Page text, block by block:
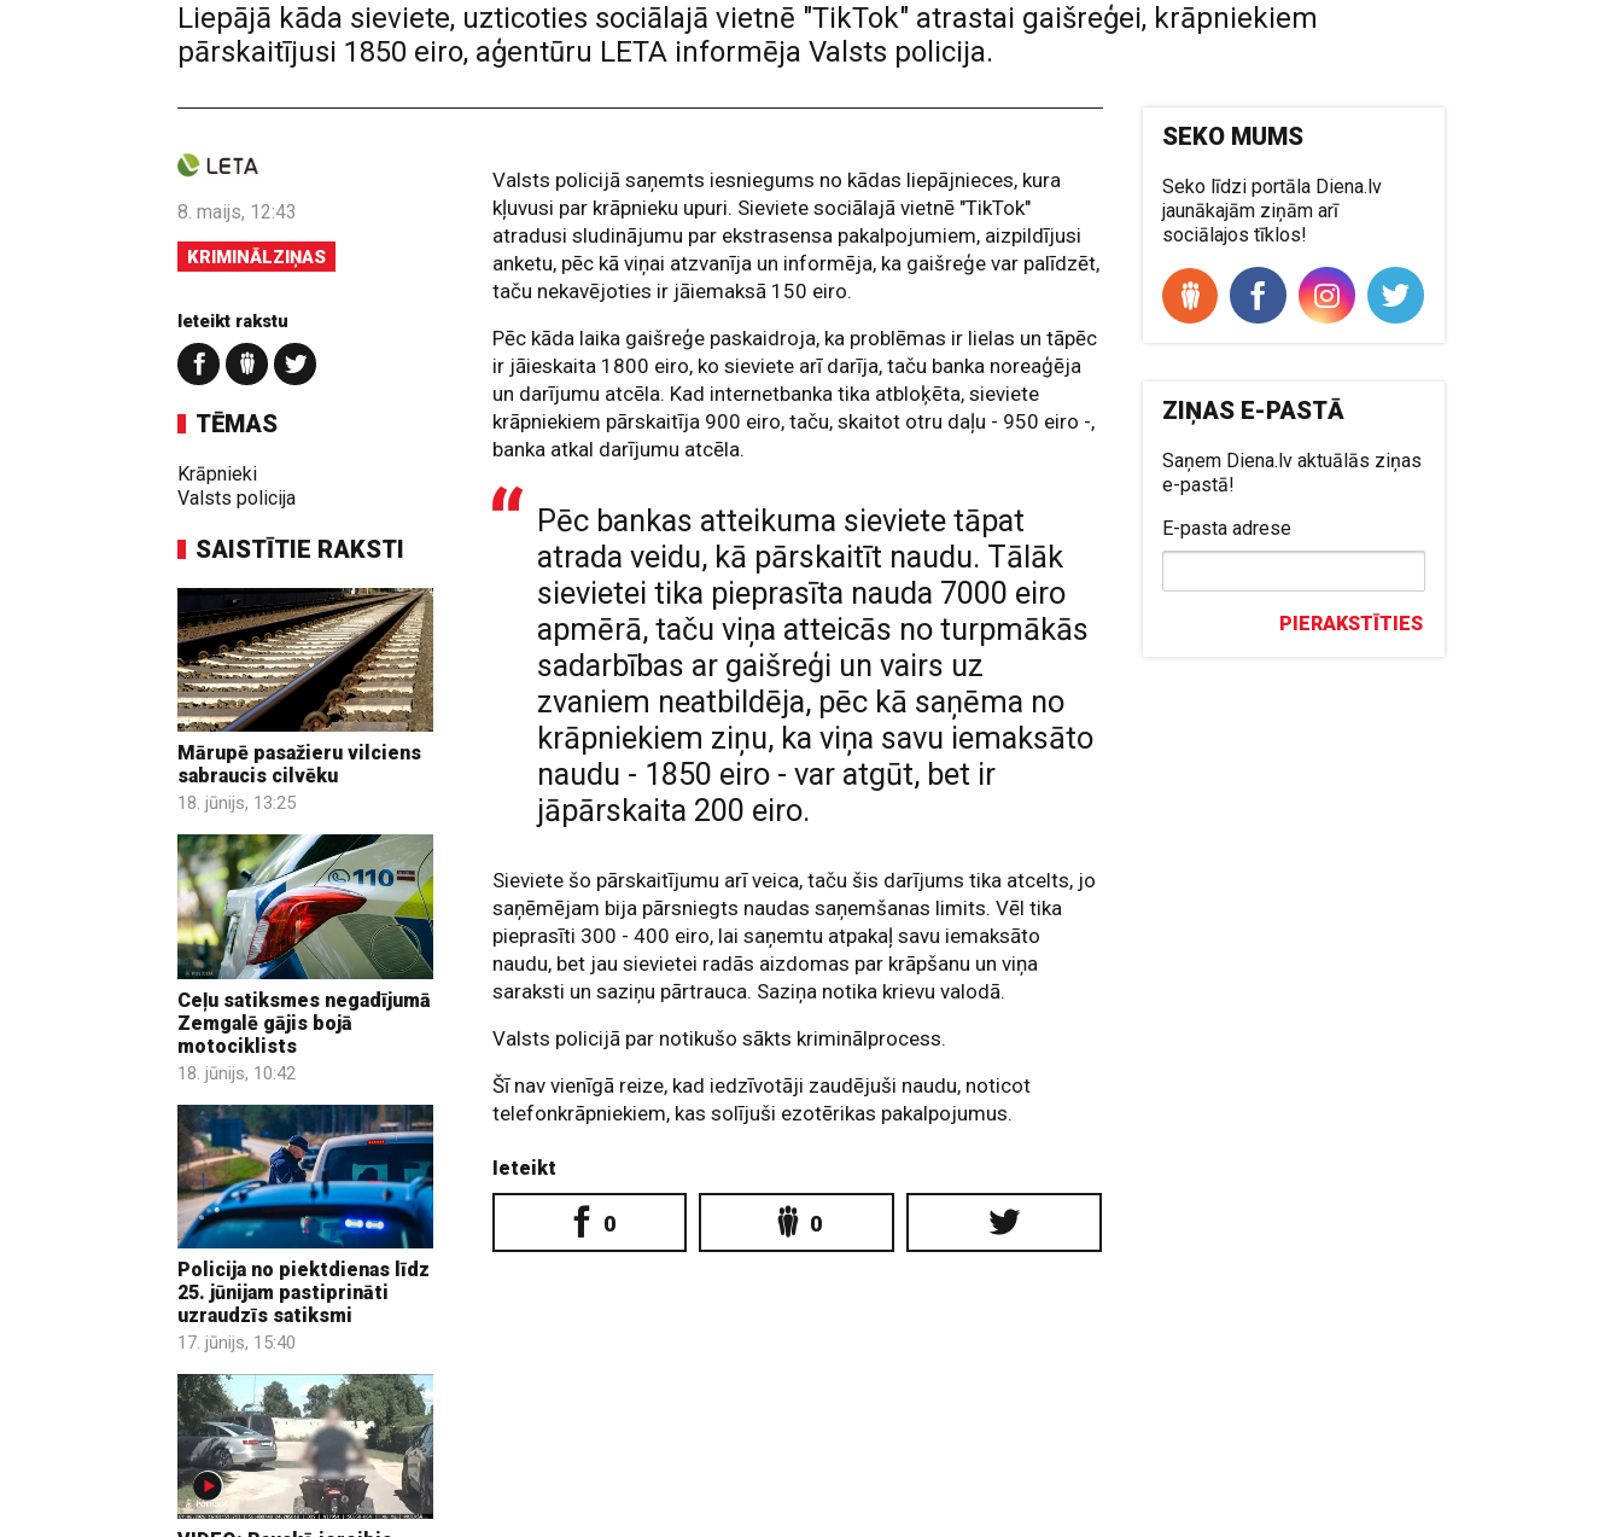
Liepājā kāda sieviete, uzticoties sociālajā vietnē "TikTok" atrastai gaišreģei, krāpniekiem
pārskaitījusi 1850 eiro, aģentūru LETA informēja Valsts policija.
8. maijs, 12:43
KRIMINĀLZIŅAS
Ieteikt rakstu
TĒMAS
Krāpnieki
Valsts policija
SAISTĪTIE RAKSTI
Mārupē pasažieru vilciens
sabraucis cilvēku
18. jūnijs, 13:25
Ceļu satiksmes negadījumā
Zemgalē gājis bojā
motociklists
18. jūnijs, 10:42
Policija no piektdienas līdz
25. jūnijam pastiprināti
uzraudzīs satiksmi
17. jūnijs, 15:40
Valsts policijā saņemts iesniegums no kādas liepājnieces, kura
kļuvusi par krāpnieku upuri. Sieviete sociālajā vietnē "TikTok"
atradusi sludinājumu par ekstrasensa pakalpojumiem, aizpildījusi
anketu, pēc kā viņai atzvanīja un informēja, ka gaišreģe var palīdzēt,
taču nekavējoties ir jāiemaksā 150 eiro.
Pēc kāda laika gaišreģe paskaidroja, ka problēmas ir lielas un tāpēc
ir jāieskaita 1800 eiro, ko sieviete arī darīja, taču banka noreaģēja
un darījumu atcēla. Kad internetbanka tika atbloķēta, sieviete
krāpniekiem pārskaitīja 900 eiro, taču, skaitot otru daļu - 950 eiro -,
banka atkal darījumu atcēla.
Pēc bankas atteikuma sieviete tāpat
atrada veidu, kā pārskaitīt naudu. Tālāk
sievietei tika pieprasīta nauda 7000 eiro
apmērā, taču viņa atteicās no turpmākās
sadarbības ar gaišreģi un vairs uz
zvaniem neatbildēja, pēc kā saņēma no
krāpniekiem ziņu, ka viņa savu iemaksāto
naudu - 1850 eiro - var atgūt, bet ir
jāpārskaita 200 eiro.
Sieviete šo pārskaitījumu arī veica, taču šis darījums tika atcelts, jo
saņēmējam bija pārsniegts naudas saņemšanas limits. Vēl tika
pieprasīti 300 - 400 eiro, lai saņemtu atpakaļ savu iemaksāto
naudu, bet jau sievietei radās aizdomas par krāpšanu un viņa
saraksti un saziņu pārtrauca. Saziņa notika krievu valodā.
Valsts policijā par notikušo sākts kriminālprocess.
Šī nav vienīgā reize, kad iedzīvotāji zaudējuši naudu, noticot
telefonkrāpniekiem, kas solījuši ezotērikas pakalpojumus.
Ieteikt
0 0
SEKO MUMS
Seko līdzi portāla Diena.lv
jaunākajām ziņām arī
sociālajos tīklos!
ZIŅAS E-PASTĀ
Saņem Diena.lv aktuālās ziņas
e-pastā!
E-pasta adrese
PIERAKSTĪTIES